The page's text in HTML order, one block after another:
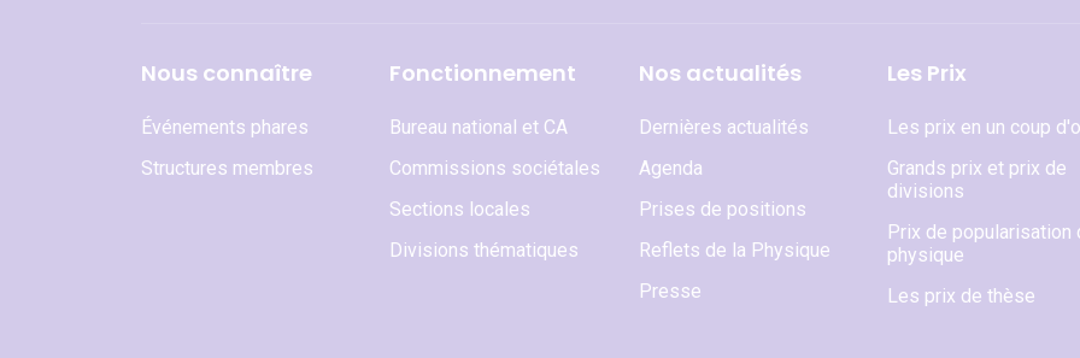
Nous connaître
Événements phares
Structures membres
Fonctionnement
Bureau national et CA
Commissions sociétales
Sections locales
Divisions thématiques
Nos actualités
Dernières actualités
Agenda
Prises de positions
Reflets de la Physique
Presse
Les Prix
Les prix en un coup
Grands prix et prix de
divisions
Prix de popularisation
physique
Les prix de thèse